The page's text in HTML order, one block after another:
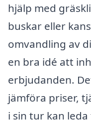
hjälp med
buskar eller
omvandling av
en bra idé att
erbjudanden.
jämföra priser,
i sin tur kan